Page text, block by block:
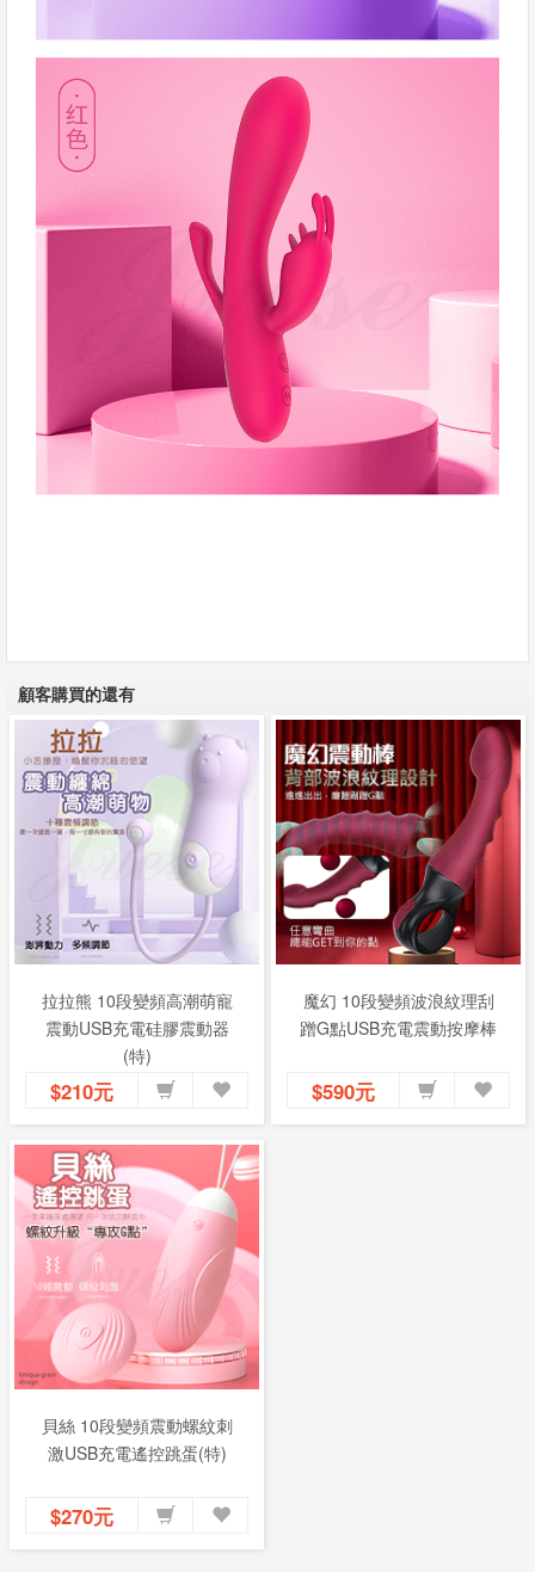
顧客購買的還有
拉拉熊 10段變頻高潮萌寵
震動USB充電硅膠震動器
(特)
$210元
魔幻 10段變頻波浪紋理刮
蹭G點USB充電震動按摩棒
$590元
貝絲 10段變頻震動螺紋刺
激USB充電遙控跳蛋(特)
$270元